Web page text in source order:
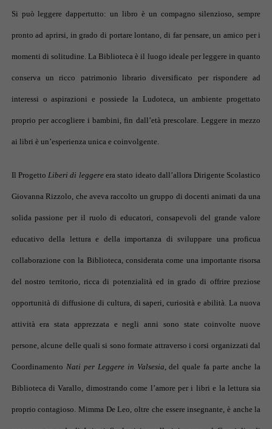
Si può leggere dappertutto: un libro è un compagno silenzioso, sempre
pronto ad aprirsi, in grado di portare lontano, di far pensare, un amico per i
momenti di solitudine. La Biblioteca è il luogo ideale per leggere in quanto
conserva un ricco patrimonio librario diversificato per rispondere ad
interessi o aspirazioni e possiede la Ludoteca, un ambiente progettato
proprio per accogliere i bambini, fin dall’età prescolare. Leggere in mezzo
ai libri è un’esperienza unica e coinvolgente.
Il Progetto Liberi di leggereera stato ideato dall’allora Dirigente Scolastico
Giovanna Rizzolo, che aveva raccolto un gruppo di docenti animati da una
solida passione per il ruolo di educatori, consapevoli del grande valore
educativo della lettura e della importanza di sviluppare una proficua
collaborazione con la Biblioteca, considerata come una importante risorsa
del nostro territorio, ricca di potenzialità ed in grado di offrire preziose
opportunità di diffusione di cultura, di saperi, curiosità e abilità. La nuova
attività era stata apprezzata e negli anni sono state coinvolte nuove
persone, alcune delle quali si sono formate attraverso i corsi organizzati dal
Coordinamento Nati per Leggere in Valsesia , del quale fa parte anche la
Biblioteca di Varallo, dimostrando come l’amore per i libri e la lettura sia
proprio contagioso. Mimma De Leo, oltre che essere insegnante, è anche la